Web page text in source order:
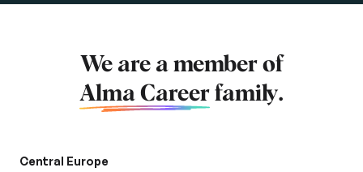
We are a member of
Alma Career family.
Central Europe